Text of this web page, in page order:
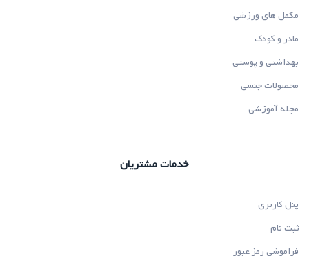
مکمل های ورزشی
مادر و کودک
بهداشتی و پوستی
محصولات جنسی
مجله آموزشی
خدمات مشتریان
پنل کاربری
ثبت نام
فراموشی رمز عبور